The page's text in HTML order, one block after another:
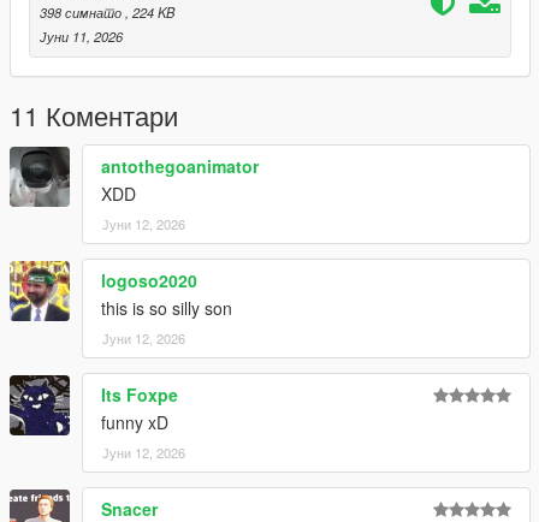
398 симнато , 224 KB
Јуни 11, 2026
11 Коментари
antothegoanimator
XDD
Јуни 12, 2026
logoso2020
this is so silly son
Јуни 12, 2026
Its Foxpe
funny xD
Јуни 12, 2026
Snacer